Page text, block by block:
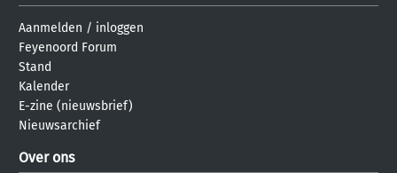
Aanmelden / inloggen
Feyenoord Forum
Stand
Kalender
E-zine (nieuwsbrief)
Nieuwsarchief
Over ons